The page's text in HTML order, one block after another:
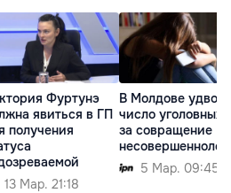
Фуртунэ
явиться в ГП
получения
13 Мар. 21:18
В Молдове
число уголовных
за совращение
5 Мар. 09:45